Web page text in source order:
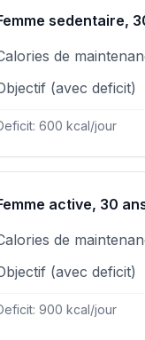
sedentaire,
de
(avec deficit)
600 kcal/jour
active, 30
de
(avec deficit)
900 kcal/jour